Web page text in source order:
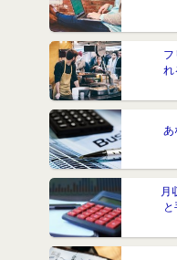
フ
れ
あ
月